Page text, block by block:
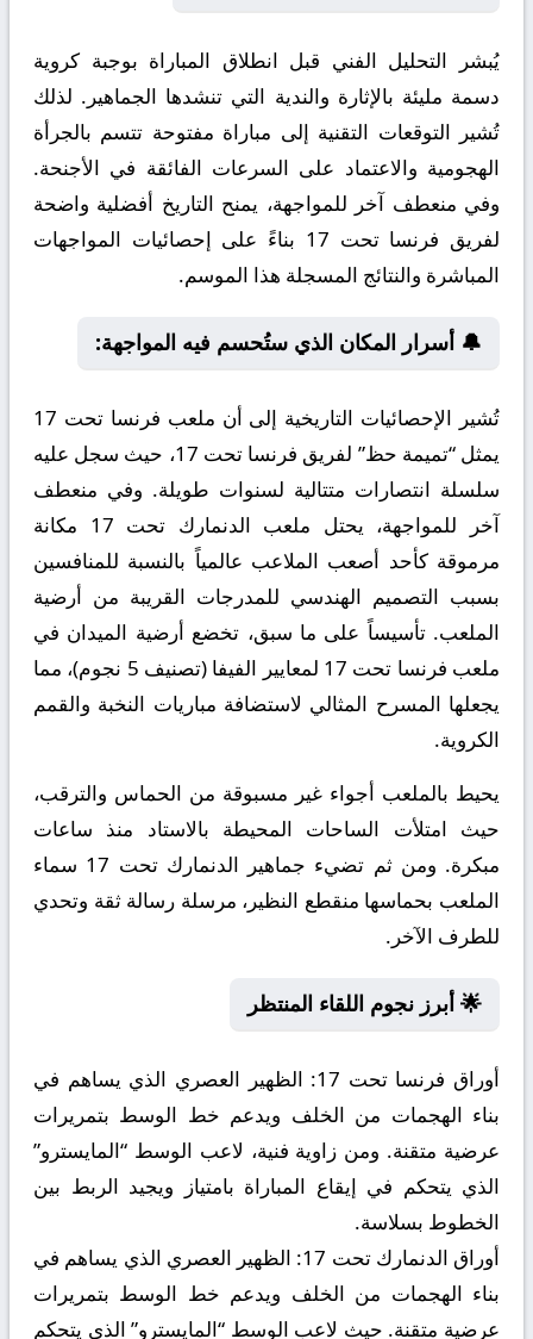
يُبشر التحليل الفني قبل انطلاق المباراة بوجبة كروية
دسمة مليئة بالإثارة والندية التي تنشدها الجماهير. لذلك
تُشير التوقعات التقنية إلى مباراة مفتوحة تتسم بالجرأة
الهجومية والاعتماد على السرعات الفائقة في الأجنحة.
وفي منعطف آخر للمواجهة، يمنح التاريخ أفضلية واضحة
لفريق فرنسا تحت 17 بناءً على إحصائيات المواجهات
المباشرة والنتائج المسجلة هذا الموسم.
🔔 أسرار المكان الذي ستُحسم فيه المواجهة:
تُشير الإحصائيات التاريخية إلى أن ملعب فرنسا تحت 17
يمثل “تميمة حظ” لفريق فرنسا تحت 17، حيث سجل عليه
سلسلة انتصارات متتالية لسنوات طويلة. وفي منعطف
آخر للمواجهة، يحتل ملعب الدنمارك تحت 17 مكانة
مرموقة كأحد أصعب الملاعب عالمياً بالنسبة للمنافسين
بسبب التصميم الهندسي للمدرجات القريبة من أرضية
الملعب. تأسيساً على ما سبق، تخضع أرضية الميدان في
ملعب فرنسا تحت 17 لمعايير الفيفا (تصنيف 5 نجوم)، مما
يجعلها المسرح المثالي لاستضافة مباريات النخبة والقمم
الكروية.
يحيط بالملعب أجواء غير مسبوقة من الحماس والترقب،
حيث امتلأت الساحات المحيطة بالاستاد منذ ساعات
مبكرة. ومن ثم تضيء جماهير الدنمارك تحت 17 سماء
الملعب بحماسها منقطع النظير، مرسلة رسالة ثقة وتحدي
للطرف الآخر.
🌟 أبرز نجوم اللقاء المنتظر
أوراق فرنسا تحت 17:
الظهير العصري الذي يساهم في
بناء الهجمات من الخلف ويدعم خط الوسط بتمريرات
عرضية متقنة. ومن زاوية فنية، لاعب الوسط “المايسترو”
الذي يتحكم في إيقاع المباراة بامتياز ويجيد الربط بين
الخطوط بسلاسة.
أوراق الدنمارك تحت 17:
الظهير العصري الذي يساهم في
بناء الهجمات من الخلف ويدعم خط الوسط بتمريرات
عرضية متقنة. حيث لاعب الوسط “المايسترو” الذي يتحكم